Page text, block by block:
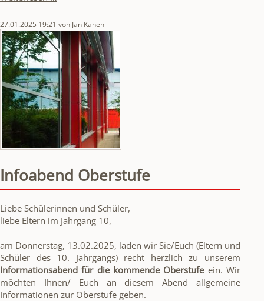
der
Haltestelle
27.01.2025 19:21 von Jan Kanehl
Infoabend Oberstufe
Liebe Schülerinnen und Schüler,
liebe Eltern im Jahrgang 10,
am Donnerstag, 13.02.2025, laden wir Sie/Euch (Eltern und
Schüler des 10. Jahrgangs) recht herzlich zu unserem
Informationsabend für die kommende Oberstufeein. Wir
möchten Ihnen/ Euch an diesem Abend allgemeine
Informationen zur Oberstufe geben.